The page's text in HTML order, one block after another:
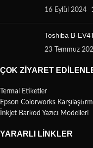
16 Eylül 2024
Toshiba B-
23 Temmuz
ÇOK ZIYARET
Termal Etiketler
Epson Colorworks
İnkjet Barkod Yazıcı Modelleri
YARARLI LINKLER